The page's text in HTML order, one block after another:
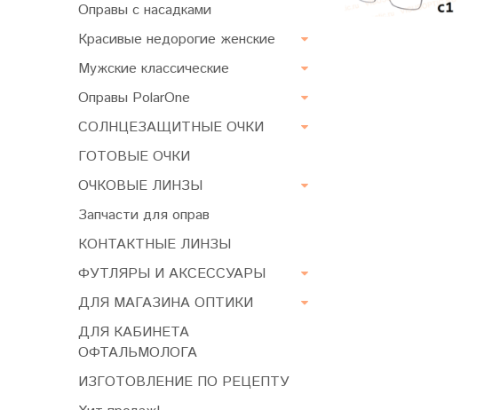
Оправы с насадками
Красивые недорогие женские
Мужские классические
Оправы PolarOne
СОЛНЦЕЗАЩИТНЫЕ ОЧКИ
ГОТОВЫЕ ОЧКИ
ОЧКОВЫЕ ЛИНЗЫ
Запчасти для оправ
КОНТАКТНЫЕ ЛИНЗЫ
ФУТЛЯРЫ И АКСЕССУАРЫ
ДЛЯ МАГАЗИНА ОПТИКИ
ДЛЯ КАБИНЕТА
ОФТАЛЬМОЛОГА
ИЗГОТОВЛЕНИЕ ПО РЕЦЕПТУ